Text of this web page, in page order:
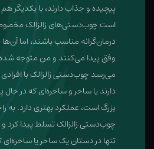
پیچیده و جذاب دارند، با یکدیگر
است چوب‌دستی‌های زالزالک
درمان‌گرانه مناسب باشند، اما آن‌ها
وفق پیدا می‌کنند و من متوجه
می‌رسد چوب‌دستی زالزالک با
دارند یا ساحر و ساحره‌ای که در
بزرگ است، عملکرد بهتری دارد. به
چوب‌دستی زالزالک تسلط پیدا کرد
تنها در دستان یک ساحر یا